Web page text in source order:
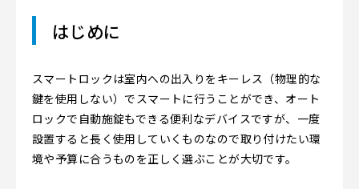
はじめに
スマートロックは室内への出入りをキーレス（物理的な
鍵を使用しない）でスマートに行うことができ、オート
ロックで自動施錠もできる便利なデバイスですが、一度
設置すると長く使用していくものなので取り付けたい環
境や予算に合うものを正しく選ぶことが大切です。